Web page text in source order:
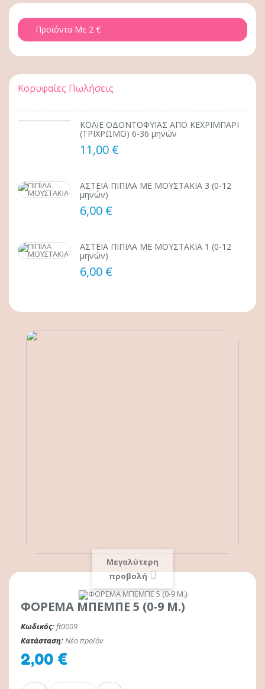
Προϊόντα Με 2 €
Κορυφαίες Πωλήσεις
ΚΟΛΙΕ ΟΔΟΝΤΟΦΥΪΑΣ ΑΠΟ ΚΕΧΡΙΜΠΑΡΙ
(ΤΡΙΧΡΩΜΟ) 6-36 μηνών
11,00 €
ΑΣΤΕΙΑ ΠΙΠΙΛΑ ΜΕ ΜΟΥΣΤΑΚΙΑ 3 (0-12
μηνών)
6,00 €
ΑΣΤΕΙΑ ΠΙΠΙΛΑ ΜΕ ΜΟΥΣΤΑΚΙΑ 1 (0-12
μηνών)
6,00 €
Μεγαλύτερη
προβολή
ΦΟΡΕΜΑ ΜΠΕΜΠΕ 5 (0-9 Μ.)
Κωδικός:ft0009
Κατάσταση:Νέο προϊόν
2,00 €